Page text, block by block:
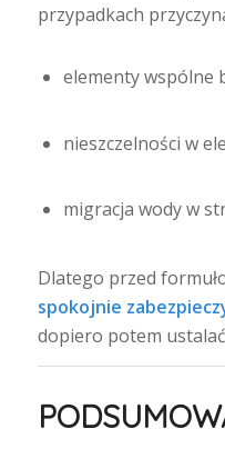
przypadkach
elementy wspólne
nieszczelności w
migracja wody w
Dlatego przed
spokojnie
dopiero potem